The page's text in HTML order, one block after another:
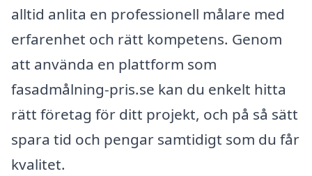
alltid anlita en professionell målare med
erfarenhet och rätt kompetens. Genom
att använda en plattform som
fasadmålning-pris.se kan du enkelt hitta
rätt företag för ditt projekt, och på så sätt
spara tid och pengar samtidigt som du får
kvalitet.